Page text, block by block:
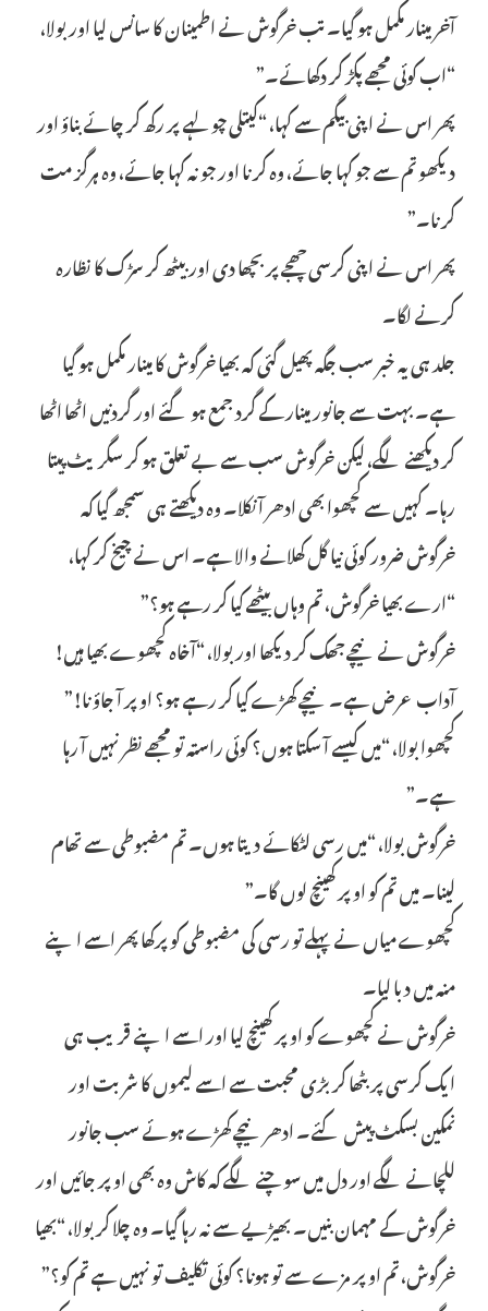
آخر مینار مکمل ہو گیا۔ تب خرگوش نے اطمینان کا سانس لیا اور بولا،
“اب کوئی مجھے پکڑ کر دکھائے۔”
پھر اس نے اپنی بیگم سے کہا، “کیتلی چولہے پر رکھ کر چائے بناؤ اور
دیکھو تم سے جو کہا جائے، وہ کرنا اور جو نہ کہا جائے، وہ ہرگز مت
کرنا۔”
پھر اس نے اپنی کرسی چھجے پر بچھا دی اور بیٹھ کر سڑک کا نظارہ
کرنے لگا۔
جلد ہی یہ خبر سب جگہ پھیل گئی کہ بھیا خرگوش کا مینار مکمل ہو گیا
ہے۔ بہت سے جانور مینار کے گرد جمع ہو گئے اور گردنیں اٹھا اٹھا
کر دیکھنے لگے، لیکن خرگوش سب سے بے تعلق ہو کر سگریٹ پیتا
رہا۔ کہیں سے کچھوا بھی ادھر آ نکلا۔ وہ دیکھتے ہی سمجھ گیا کہ
خرگوش ضرور کوئی نیا گل کھلانے والا ہے۔ اس نے چیخ کر کہا،
“ارے بھیا خرگوش، تم وہاں بیٹھے کیا کر رہے ہو؟”
خرگوش نے نیچے جھک کر دیکھا اور بولا، “آخاہ کچھوے بھیا ہیں!
آداب عرض ہے۔ نیچے کھڑے کیا کر رہے ہو؟ اوپر آ جاؤ نا!”
کچھوا بولا، “میں کیسے آ سکتا ہوں؟ کوئی راستہ تو مجھے نظر نہیں آ رہا
ہے۔”
خرگوش بولا، “میں رسی لٹکائے دیتا ہوں۔ تم مضبوطی سے تھام
لینا۔ میں تم کو اوپر کھینچ لوں گا۔”
کچھوے میاں نے پہلے تو رسی کی مضبوطی کو پرکھا پھر اسے اپنے
منہ میں دبا لیا۔
خرگوش نے کچھوے کو اوپر کھینچ لیا اور اسے اپنے قریب ہی
ایک کرسی پر بٹھا کر بڑی محبت سے اسے لیموں کا شربت اور
نمکین بسکٹ پیش کئے۔ ادھر نیچے کھڑے ہوئے سب جانور
للچانے لگے اور دل میں سوچنے لگے کہ کاش وہ بھی اوپر جائیں اور
خرگوش کے مہمان بنیں۔ بھیڑیے سے نہ رہا گیا۔ وہ چلا کر بولا، “بھیا
خرگوش، تم اوپر مزے سے تو ہونا؟ کوئی تکلیف تو نہیں ہے تم کو؟”